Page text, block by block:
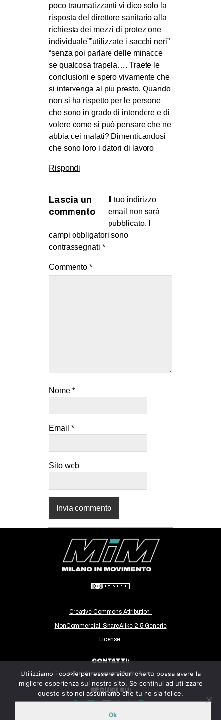
poco traumatizzanti vi dico solo la
risposta del direttore sanitario alla
richiesta dei mezzi di protezione
individuale””utilizzate i sacchi neri”
“senza poi parlare delle minacce
se qualcosa trapela…. Traete le
conclusioni e spero vivamente che
si intervenga al piu presto. Quando
non si ha rispetto per le persone
che sono in grado di intendere e di
volere come si può pensare che ne
abbia dei malati? Dimenticandosi
che sono loro i datori di lavoro
Rispondi
Lascia un
commento
Il tuo indirizzo
email non sarà
pubblicato.
campi obbligatori sono
contrassegnati *
Commento *
Nome *
Email *
Sito web
Creative Commons Attribution-
NonCommercial-ShareAlike 2.5 Generic
License.
CONTATTI:
milanoinmovimento@gmail.com
SEGUICI SU:
Utilizziamo i cookie per essere sicuri che tu possa avere la
migliore esperienza sul nostro sito. Se continui ad utilizzare
questo sito noi assumiamo che tu ne sia felice.
Ok